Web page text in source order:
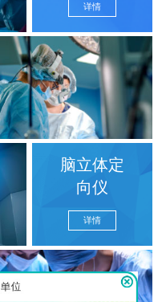
详情
脑立体定
向仪
详情